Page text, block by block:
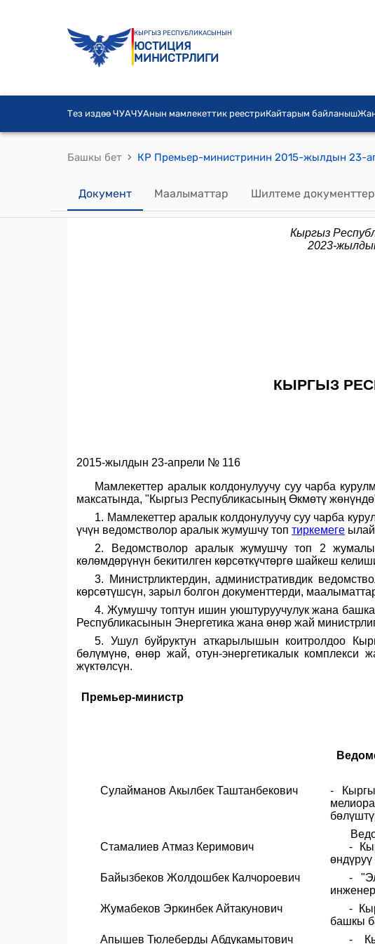
КЫРГЫЗ РЕСПУБЛИКАСЫНЫН
ЮСТИЦИЯ
МИНИСТРЛИГИ
Тез издөө ЧУАЧУАнын мамлекеттик реестриКайтарым байланыш
Башкы бет ›
Документ Маалыматтар Шилтеме документтер